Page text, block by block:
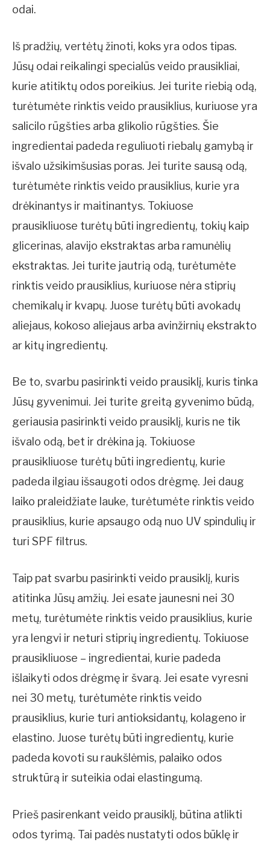
odai.
Iš pradžių, vertėtų žinoti, koks yra odos tipas.
Jūsų odai reikalingi specialūs veido prausikliai,
kurie atitiktų odos poreikius. Jei turite riebią odą,
turėtumėte rinktis veido prausiklius, kuriuose yra
salicilo rūgšties arba glikolio rūgšties. Šie
ingredientai padeda reguliuoti riebalų gamybą ir
išvalo užsikimšusias poras. Jei turite sausą odą,
turėtumėte rinktis veido prausiklius, kurie yra
drėkinantys ir maitinantys. Tokiuose
prausikliuose turėtų būti ingredientų, tokių kaip
glicerinas, alavijo ekstraktas arba ramunėlių
ekstraktas. Jei turite jautrią odą, turėtumėte
rinktis veido prausiklius, kuriuose nėra stiprių
chemikalų ir kvapų. Juose turėtų būti avokadų
aliejaus, kokoso aliejaus arba avinžirnių ekstrakto
ar kitų ingredientų.
Be to, svarbu pasirinkti veido prausiklį, kuris tinka
Jūsų gyvenimui. Jei turite greitą gyvenimo būdą,
geriausia pasirinkti veido prausiklį, kuris ne tik
išvalo odą, bet ir drėkina ją. Tokiuose
prausikliuose turėtų būti ingredientų, kurie
padeda ilgiau išsaugoti odos drėgmę. Jei daug
laiko praleidžiate lauke, turėtumėte rinktis veido
prausiklius, kurie apsaugo odą nuo UV spindulių ir
turi SPF filtrus.
Taip pat svarbu pasirinkti veido prausiklį, kuris
atitinka Jūsų amžių. Jei esate jaunesni nei 30
metų, turėtumėte rinktis veido prausiklius, kurie
yra lengvi ir neturi stiprių ingredientų. Tokiuose
prausikliuose – ingredientai, kurie padeda
išlaikyti odos drėgmę ir švarą. Jei esate vyresni
nei 30 metų, turėtumėte rinktis veido
prausiklius, kurie turi antioksidantų, kolageno ir
elastino. Juose turėtų būti ingredientų, kurie
padeda kovoti su raukšlėmis, palaiko odos
struktūrą ir suteikia odai elastingumą.
Prieš pasirenkant veido prausiklį, būtina atlikti
odos tyrimą. Tai padės nustatyti odos būklę ir